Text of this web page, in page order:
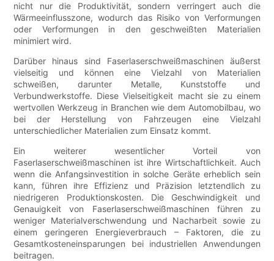
nicht nur die Produktivität, sondern verringert auch die
Wärmeeinflusszone, wodurch das Risiko von Verformungen
oder Verformungen in den geschweißten Materialien
minimiert wird.
Darüber hinaus sind Faserlaserschweißmaschinen äußerst
vielseitig und können eine Vielzahl von Materialien
schweißen, darunter Metalle, Kunststoffe und
Verbundwerkstoffe. Diese Vielseitigkeit macht sie zu einem
wertvollen Werkzeug in Branchen wie dem Automobilbau, wo
bei der Herstellung von Fahrzeugen eine Vielzahl
unterschiedlicher Materialien zum Einsatz kommt.
Ein weiterer wesentlicher Vorteil von
Faserlaserschweißmaschinen ist ihre Wirtschaftlichkeit. Auch
wenn die Anfangsinvestition in solche Geräte erheblich sein
kann, führen ihre Effizienz und Präzision letztendlich zu
niedrigeren Produktionskosten. Die Geschwindigkeit und
Genauigkeit von Faserlaserschweißmaschinen führen zu
weniger Materialverschwendung und Nacharbeit sowie zu
einem geringeren Energieverbrauch – Faktoren, die zu
Gesamtkosteneinsparungen bei industriellen Anwendungen
beitragen.